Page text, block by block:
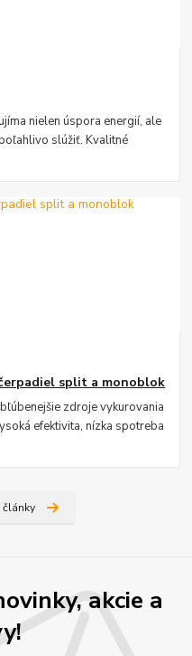
nielen úspora energií, ale
slúžiť. Kvalitné
split a monoblok
zdroje vykurovania
efektivita, nízka spotreba
akcie a